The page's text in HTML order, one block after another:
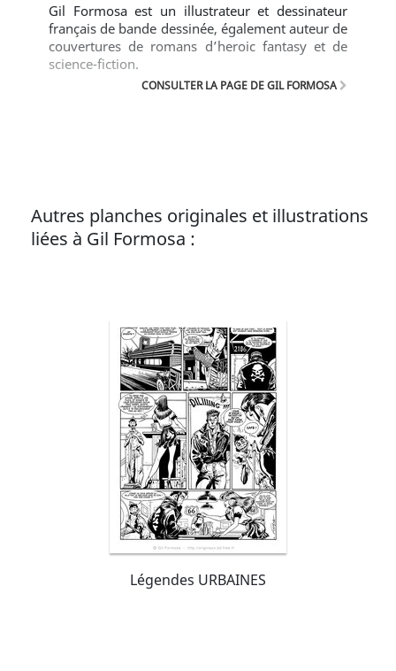
Gil Formosa est un illustrateur et dessinateur
français de bande dessinée, également auteur de
couvertures de romans d’heroic fantasy et de
science-fiction.
CONSULTER LA PAGE DE GIL FORMOSA
Autres planches originales et illustrations
liées à Gil Formosa :
Légendes URBAINES